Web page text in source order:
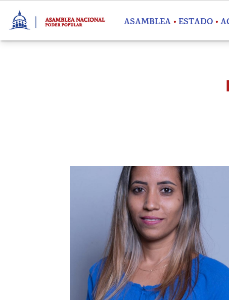
ASAMBLEA ESTADO